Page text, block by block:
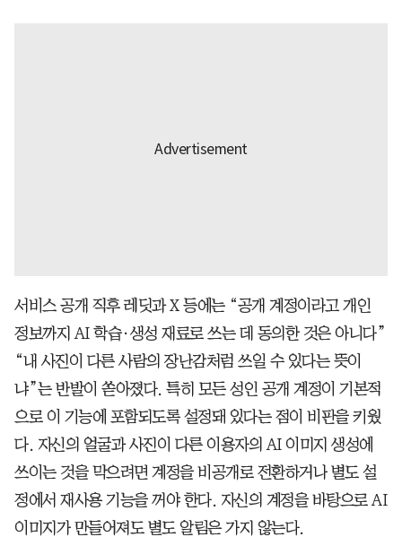
서비스 공개 직후 레딧과 X 등에는 “공개 계정이라고 개인
정보까지 AI 학습·생성 재료로 쓰는 데 동의한 것은 아니다”
“내 사진이 다른 사람의 장난감처럼 쓰일 수 있다는 뜻이
냐”는 반발이 쏟아졌다. 특히 모든 성인 공개 계정이 기본적
으로 이 기능에 포함되도록 설정돼 있다는 점이 비판을 키웠
다. 자신의 얼굴과 사진이 다른 이용자의 AI 이미지 생성에
쓰이는 것을 막으려면 계정을 비공개로 전환하거나 별도 설
정에서 재사용 기능을 꺼야 한다. 자신의 계정을 바탕으로 AI
이미지가 만들어져도 별도 알림은 가지 않는다.